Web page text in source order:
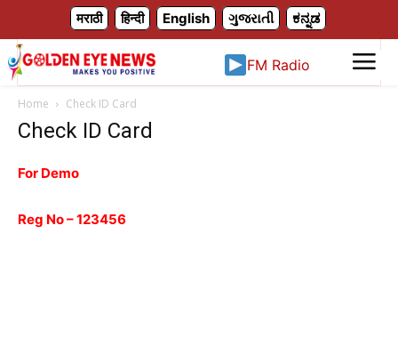
मराठी हिन्दी English ગુજરાતી ಕನ್ನಡ
FM Radio
Home Check ID Card
Check ID Card
For Demo
Reg No – 123456